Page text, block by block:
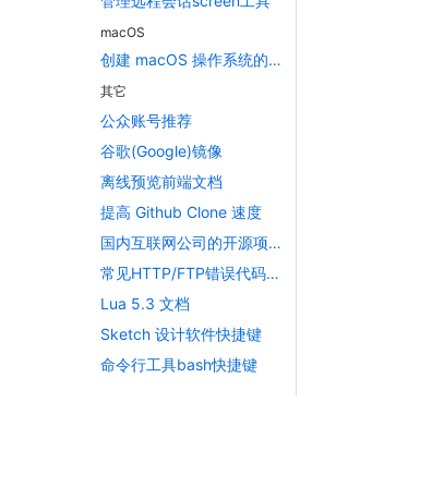
macOS
创建 macOS 操作系统的 App 图标文件 icons
其它
公众账号推荐
谷歌(Google)镜像
离线预览前端文档
提高 Github Clone 速度
国内互联网公司的开源项目汇总
常见HTTP/FTP错误代码大全
Lua 5.3 文档
Sketch 设计软件快捷键
命令行工具bash快捷键